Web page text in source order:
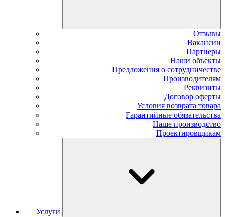
Отзывы
Вакансии
Партнеры
Наши объекты
Предложения о сотрудничестве
Производителям
Реквизиты
Договор оферты
Условия возврата товара
Гарантийные обязательства
Наше производство
Проектировщикам
Услуги